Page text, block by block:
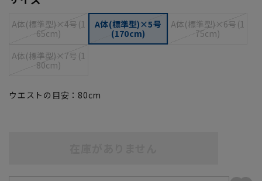
A体(標準型)×4号(1
65cm)
A体(標準型)×5号
(170cm)
A体(標準型)×6号(1
75cm)
A体(標準型)×7号(1
80cm)
ウエストの目安： 80cm